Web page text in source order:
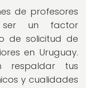
de profesores
ser un factor
de solicitud de
en Uruguay.
respaldar tus
y cualidades